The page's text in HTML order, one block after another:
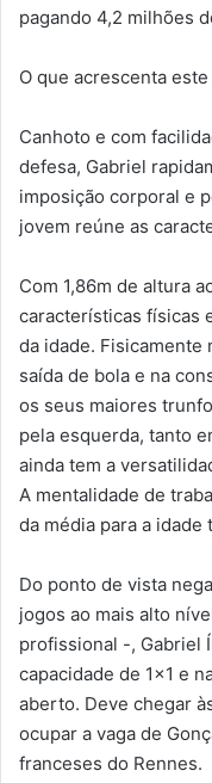
pagando 4,2 milhões
O que acrescenta
Canhoto e com
defesa, Gabriel
imposição corporal e
jovem reúne as
Com 1,86m de altura
características físicas
da idade.
saída de bola e na
os seus maiores
pela esquerda, tanto
ainda tem a
A mentalidade de
da média para a idade
Do ponto de vista
jogos ao mais alto
profissional -, Gabriel
capacidade de 1×1 e
aberto. Deve chegar
ocupar a vaga de
franceses do Rennes.